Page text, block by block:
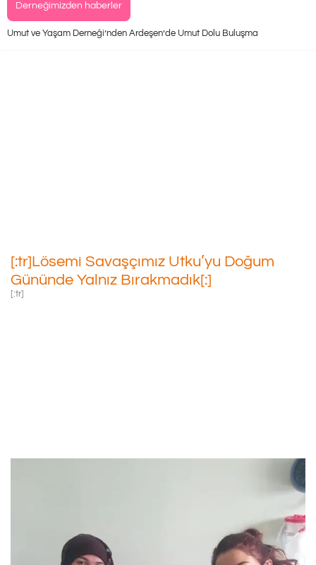
Derneğimizden haberler
Umut ve Yaşam Derneği’nden Ardeşen’de Umut Dolu Buluşma
[:tr]Lösemi Savaşçımız Utku’yu Doğum
Gününde Yalnız Bırakmadık[:]
[:tr]